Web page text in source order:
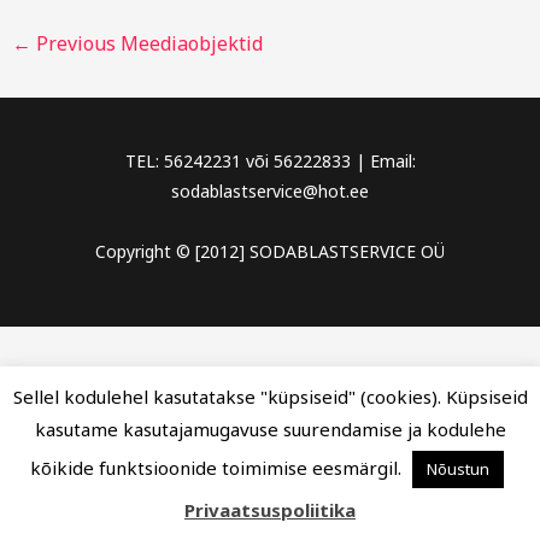
← Previous Meediaobjektid
TEL: 56242231 või 56222833 | Email:
sodablastservice@hot.ee
Copyright © [2012] SODABLASTSERVICE OÜ
Sellel kodulehel kasutatakse "küpsiseid" (cookies). Küpsiseid
kasutame kasutajamugavuse suurendamise ja kodulehe
kõikide funktsioonide toimimise eesmärgil.
Nõustun
Privaatsuspoliitika